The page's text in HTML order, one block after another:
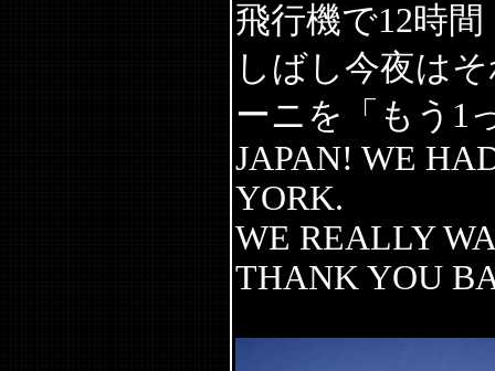
飛行機で12時
しばし今夜は
ーニを「もう1
JAPAN! WE
YORK.
WE REALLY
THANK YOU